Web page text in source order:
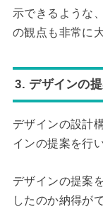
示できるような
の観点も非常に
3. デザインの
デザインの設計
インの提案を行
デザインの提案
したのか納得が